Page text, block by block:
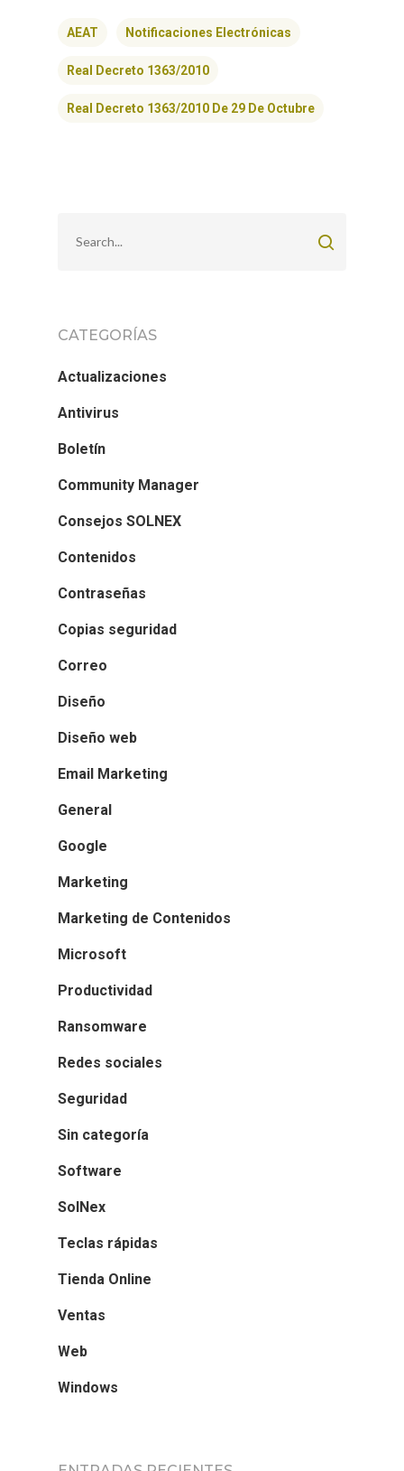
AEAT Notificaciones Electrónicas
Real Decreto 1363/2010
Real Decreto 1363/2010 De 29 De Octubre
CATEGORÍAS
Actualizaciones
Antivirus
Boletín
Community Manager
Consejos SOLNEX
Contenidos
Contraseñas
Copias seguridad
Correo
Diseño
Diseño web
Email Marketing
General
Google
Marketing
Marketing de Contenidos
Microsoft
Productividad
Ransomware
Redes sociales
Seguridad
Sin categoría
Software
SolNex
Teclas rápidas
Tienda Online
Ventas
Web
Windows